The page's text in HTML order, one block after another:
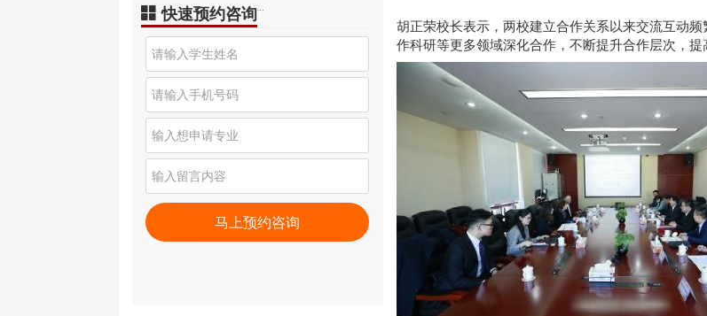
胡正荣校长表示，两校建立合作关系以来交流互动
作科研等更多领域深化合作，不断提升合作层次，提
快速预约咨询